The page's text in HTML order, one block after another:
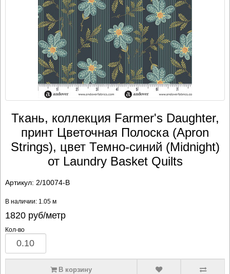
Ткань, коллекция Farmer's Daughter,
принт Цветочная Полоска (Apron
Strings), цвет Темно-синий (Midnight)
от Laundry Basket Quilts
Артикул: 2/10074-B
В наличии: 1.05 м
1820руб/метр
Кол-во
В корзину